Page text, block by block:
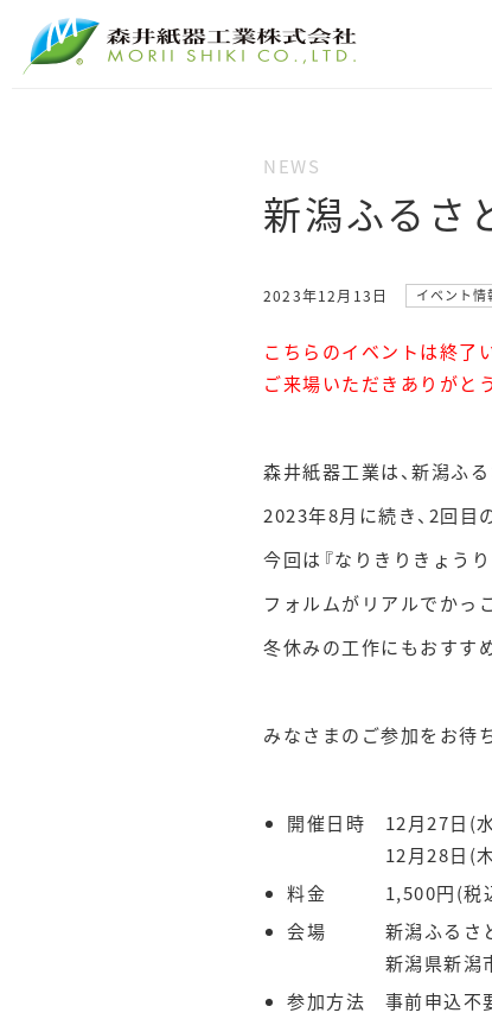
新潟ふるさ
2023年12月13日 イベント情
こちらのイベントは終了
ご来場いただきありがと
森井紙器工業は、新潟ふ
2023年8月に続き、2回目
今回は『なりきりきょう
フォルムがリアルでかっ
冬休みの工作にもおすす
みなさまのご参加をお待
開催日時 12月27日(
12月28日(木)
料金 1,500円(税込)
会場 新潟ふるさと
新潟県新潟市西
参加方法 事前申込不